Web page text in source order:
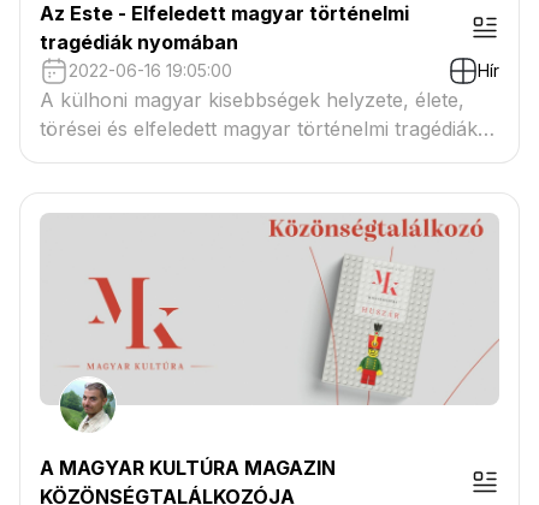
Az Este - Elfeledett magyar történelmi
tragédiák nyomában
2022-06-16 19:05:00 Hír
A külhoni magyar kisebbségek helyzete, élete,
törései és elfeledett magyar történelmi tragédiák
nyomában Major Anitával. Az este – a házigazda:
Kormos Valéria újságíró, vendége Margittai Gábor
szerkesztő, író, irodalomtörténész, filmes
szakember. Interjú a Kossuth Rádióban.
A MAGYAR KULTÚRA MAGAZIN
KÖZÖNSÉGTALÁLKOZÓJA